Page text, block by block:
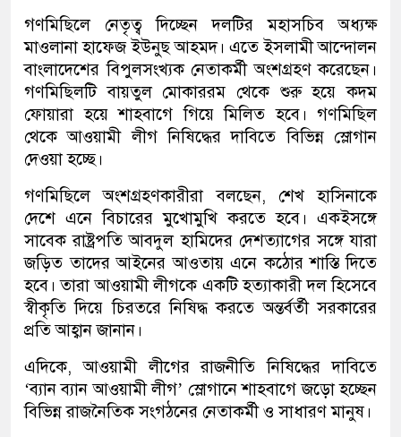
গণমিছিলে নেতৃত্ব দিচ্ছেন দলটির মহাসচিব অধ্যক্ষ
মাওলানা হাফেজ ইউনুছ আহমদ। এতে ইসলামী আন্দোলন
বাংলাদেশের বিপুলসংখ্যক নেতাকর্মী অংশগ্রহণ করেছেন।
গণমিছিলটি বায়তুল মোকাররম থেকে শুরু হয়ে কদম
ফোয়ারা হয়ে শাহবাগে গিয়ে মিলিত হবে। গণমিছিল
থেকে আওয়ামী লীগ নিষিদ্ধের দাবিতে বিভিন্ন স্লোগান
দেওয়া হচ্ছে।
গণমিছিলে অংশগ্রহণকারীরা বলছেন, শেখ হাসিনাকে
দেশে এনে বিচারের মুখোমুখি করতে হবে। একইসঙ্গে
সাবেক রাষ্ট্রপতি আবদুল হামিদের দেশত্যাগের সঙ্গে যারা
জড়িত তাদের আইনের আওতায় এনে কঠোর শাস্তি দিতে
হবে। তারা আওয়ামী লীগকে একটি হত্যাকারী দল হিসেবে
স্বীকৃতি দিয়ে চিরতরে নিষিদ্ধ করতে অন্তর্বর্তী সরকারের
প্রতি আহ্বান জানান।
এদিকে, আওয়ামী লীগের রাজনীতি নিষিদ্ধের দাবিতে
‘ব্যান ব্যান আওয়ামী লীগ’ স্লোগানে শাহবাগে জড়ো হচ্ছেন
বিভিন্ন রাজনৈতিক সংগঠনের নেতাকর্মী ও সাধারণ মানুষ।